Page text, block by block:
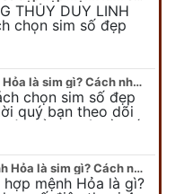
THỦY DUY LINH
chọn sim số đẹp
quý bạn theo dõi
Sim số đẹp hợp mệnh Hỏa là sim gì? Cách nhận biết sim đẹp hợp mệnh Hỏa
chọn sim số đẹp
quý bạn theo dõi
tổng quát về số
Sim TỨ QUÝ hợp mệnh Hỏa là sim gì? Cách nhận biết sim tứ quý hợp mệnh Hỏa
mệnh Hỏa là gì?